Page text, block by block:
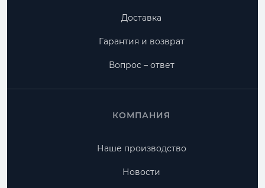
Доставка
Гарантия и возврат
Вопрос – ответ
КОМПАНИЯ
Наше производство
Новости